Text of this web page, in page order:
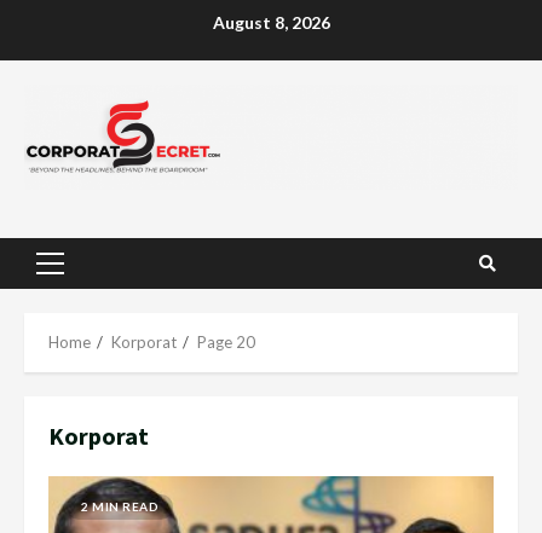
August 8, 2026
Primary
Home Korporat Page 20
Korporat
2 MIN READ